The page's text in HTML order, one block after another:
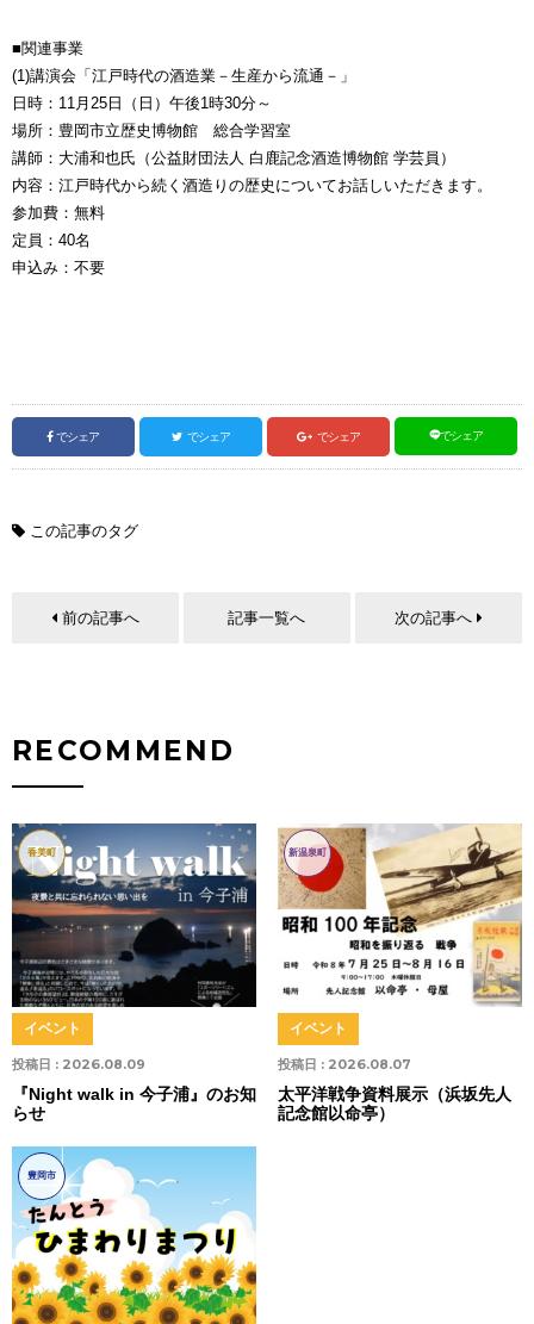
■関連事業
(1)講演会「江戸時代の酒造業－生産から流通－」
日時：11月25日（日）午後1時30分～
場所：豊岡市立歴史博物館 総合学習室
講師：大浦和也氏（公益財団法人 白鹿記念酒造博物館 学芸員）
内容：江戸時代から続く酒造りの歴史についてお話しいただきます。
参加費：無料
定員：40名
申込み：不要
でシェア でシェア でシェア でシェア
この記事のタグ
前の記事へ 記事一覧へ 次の記事へ
RECOMMEND
香美町
投稿日 : 2026.08.09
イベント
『Night walk in 今子浦』のお知
らせ
新温泉町
投稿日 : 2026.08.07
イベント
太平洋戦争資料展示（浜坂先人
記念館以命亭）
豊岡市